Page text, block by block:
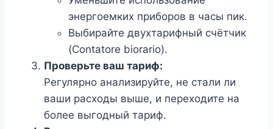
энергоемких приборов в часы пик.
Выбирайте двухтарифный счётчик
(Contatore biorario).
Проверьте ваш тариф:
Регулярно анализируйте, не стали ли
ваши расходы выше, и переходите на
более выгодный тариф.